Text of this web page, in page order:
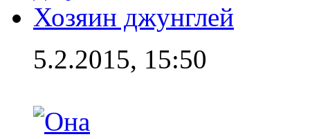
Хозяин джунглей
5.2.2015, 15:50